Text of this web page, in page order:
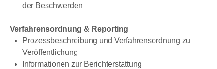
der Beschwerden
Verfahrensordnung & Reporting
Prozessbeschreibung und Verfahrensordnung zu
Veröffentlichung
Informationen zur Berichterstattung